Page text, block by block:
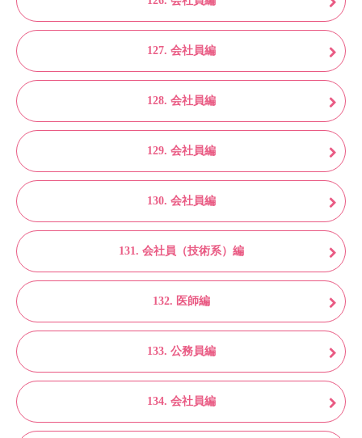
127. 会社員編
128. 会社員編
129. 会社員編
130. 会社員編
131. 会社員（技術系）編
132. 医師編
133. 公務員編
134. 会社員編